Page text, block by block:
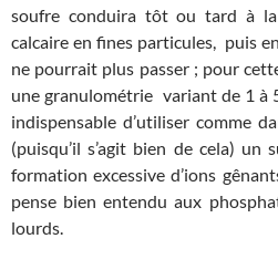
soufre conduira tôt ou tard à
calcaire en fines particules, puis
ne pourrait plus passer ; pour
une granulométrie variant de 1 à
indispensable d’utiliser comme
(puisqu’il s’agit bien de cela) un
formation excessive d’ions
pense bien entendu aux
lourds.